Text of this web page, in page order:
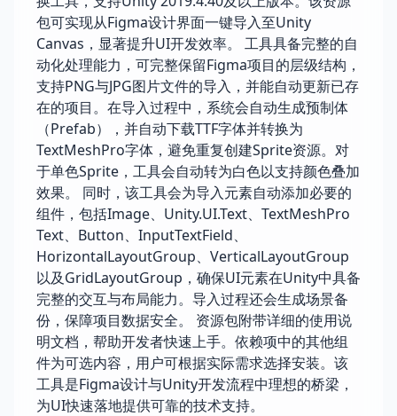
包可实现从Figma设计界面一键导入至Unity
Canvas，显著提升UI开发效率。 工具具备完整的自
动化处理能力，可完整保留Figma项目的层级结构，
支持PNG与JPG图片文件的导入，并能自动更新已存
在的项目。在导入过程中，系统会自动生成预制体
（Prefab），并自动下载TTF字体并转换为
TextMeshPro字体，避免重复创建Sprite资源。对
于单色Sprite，工具会自动转为白色以支持颜色叠加
效果。 同时，该工具会为导入元素自动添加必要的
组件，包括Image、Unity.UI.Text、TextMeshPro
Text、Button、InputTextField、
HorizontalLayoutGroup、VerticalLayoutGroup
以及GridLayoutGroup，确保UI元素在Unity中具备
完整的交互与布局能力。导入过程还会生成场景备
份，保障项目数据安全。 资源包附带详细的使用说
明文档，帮助开发者快速上手。依赖项中的其他组
件为可选内容，用户可根据实际需求选择安装。该
工具是Figma设计与Unity开发流程中理想的桥梁，
为UI快速落地提供可靠的技术支持。